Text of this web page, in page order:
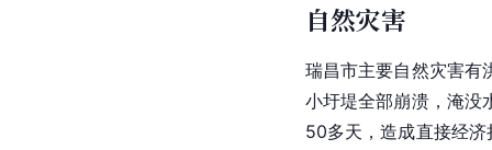
自然灾害
瑞昌市主要自然灾害有
小圩堤全部崩溃，淹没
50多天，造成直接经